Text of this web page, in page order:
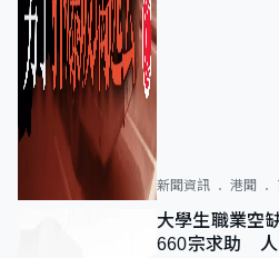
新聞資訊 港聞
大學生職業空
660宗求助 人